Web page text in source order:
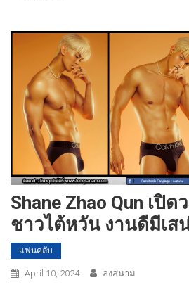
Shane Zhao Qun เปิ
ชาวไต้หวัน งานดีมีเ
แฟนคลับ
April 10, 2024 ลงสนาม